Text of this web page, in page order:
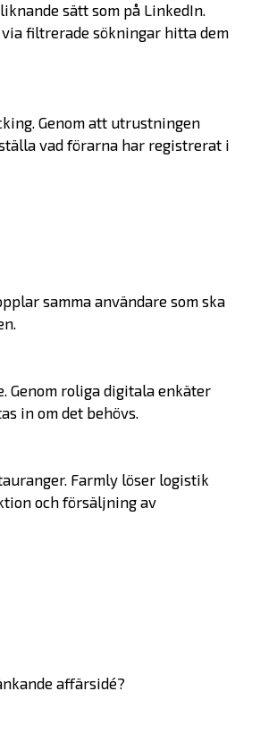
Prepare
Om oss
Alumner
priset
sätt som på LinkedIn.
filtrerade sökningar hitta dem
Genom att utrustningen
vad förarna har registrerat i
samma användare som ska
Genom roliga digitala enkäter
in om det behövs.
Farmly löser logistik
och försäljning av
affärsidé?